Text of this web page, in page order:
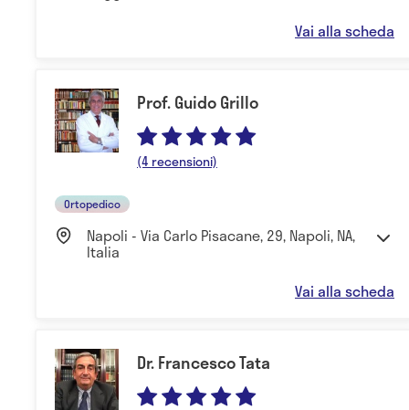
Vai alla scheda
Prof. Guido Grillo
(4 recensioni)
Ortopedico
Napoli - Via Carlo Pisacane, 29, Napoli, NA,
Italia
Vai alla scheda
Dr. Francesco Tata